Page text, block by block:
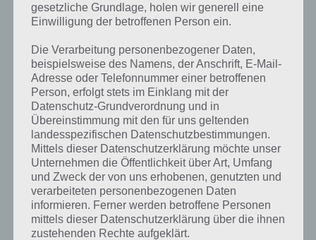
Doch ganz so einfach ist das
Sammeln der Dots nicht, denn das Spielfeld verändert sich stetig und
auf dem Weg lauern zahlreiche Geister. Während dich einige
verfolgen, setzen sich andere nur in Bewegung, wenn du mit diesem
in der gleichen Reihe oder Spalte bist.
Nutze Power-Ups und knacke den Highscore
Bei Pac-Man 256 handelt es sich um ein klassisches Highscore Spiel,
denn Ziel ist es natürlich einen möglichst hohen Wert zu schaffen.
Allerdings kann man mittels Power-Ups einen Vorteil verschaffen. So
kann man mit einem Laser starten oder einem Schild etc. Natürlich
kann man auch ohne Power-Ups Pac-Man 256 spielen, muss dann
aber stets den richtigen Weg finden.
gesetzliche Grundlage, holen wir generell eine
Einwilligung der betroffenen Person ein.
Die Verarbeitung personenbezogener Daten,
beispielsweise des Namens, der Anschrift, E-Mail-
Adresse oder Telefonnummer einer betroffenen
Person, erfolgt stets im Einklang mit der
Datenschutz-Grundverordnung und in
Übereinstimmung mit den für uns geltenden
landesspezifischen Datenschutzbestimmungen.
Mittels dieser Datenschutzerklärung möchte unser
Unternehmen die Öffentlichkeit über Art, Umfang
und Zweck der von uns erhobenen, genutzten und
verarbeiteten personenbezogenen Daten
informieren. Ferner werden betroffene Personen
mittels dieser Datenschutzerklärung über die ihnen
zustehenden Rechte aufgeklärt.